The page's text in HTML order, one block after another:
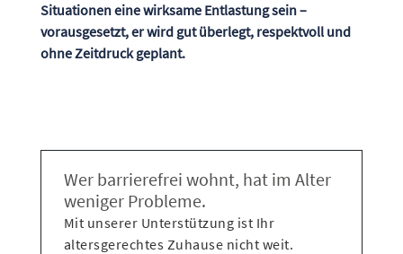
Situationen eine wirksame Entlastung sein –
vorausgesetzt, er wird gut überlegt, respektvoll und
ohne Zeitdruck geplant.
Wer barrierefrei wohnt, hat im Alter
weniger Probleme.
Mit unserer Unterstützung ist Ihr
altersgerechtes Zuhause nicht weit.